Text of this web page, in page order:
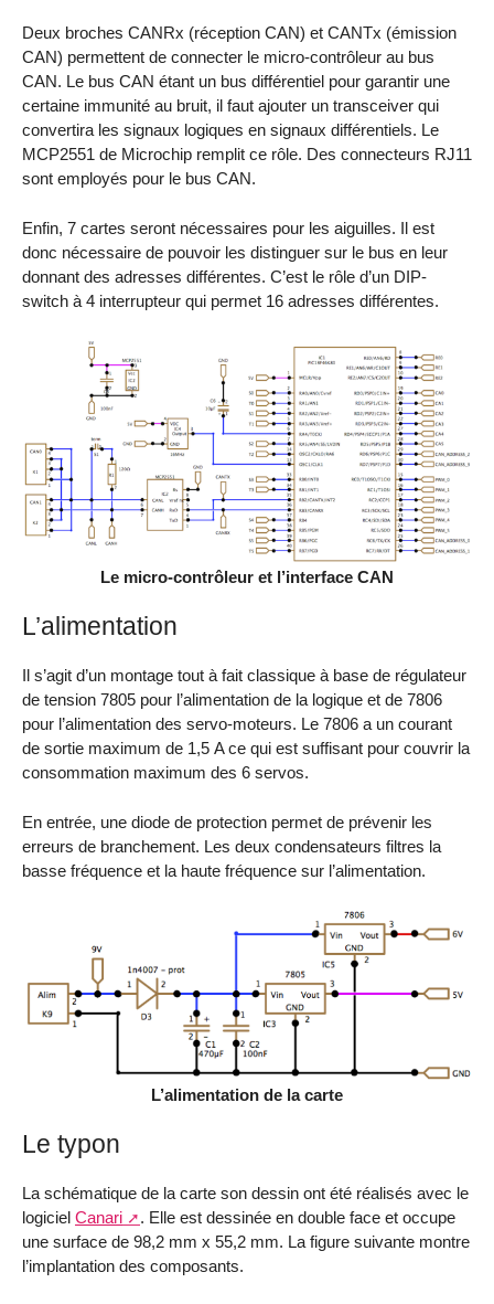
Deux broches CANRx (réception CAN) et CANTx (émission
CAN) permettent de connecter le micro-contrôleur au bus
CAN. Le bus CAN étant un bus différentiel pour garantir une
certaine immunité au bruit, il faut ajouter un transceiver qui
convertira les signaux logiques en signaux différentiels. Le
MCP2551 de Microchip remplit ce rôle. Des connecteurs RJ11
sont employés pour le bus CAN.
Enfin, 7 cartes seront nécessaires pour les aiguilles. Il est
donc nécessaire de pouvoir les distinguer sur le bus en leur
donnant des adresses différentes. C’est le rôle d’un DIP-
switch à 4 interrupteur qui permet 16 adresses différentes.
Le micro-contrôleur et l’interface CAN
L’alimentation
Il s’agit d’un montage tout à fait classique à base de régulateur
de tension 7805 pour l’alimentation de la logique et de 7806
pour l’alimentation des servo-moteurs. Le 7806 a un courant
de sortie maximum de 1,5 A ce qui est suffisant pour couvrir la
consommation maximum des 6 servos.
En entrée, une diode de protection permet de prévenir les
erreurs de branchement. Les deux condensateurs filtres la
basse fréquence et la haute fréquence sur l’alimentation.
L’alimentation de la carte
Le typon
La schématique de la carte son dessin ont été réalisés avec le
logiciel Canari
. Elle est dessinée en double face et occupe
une surface de 98,2 mm x 55,2 mm. La figure suivante montre
l’implantation des composants.